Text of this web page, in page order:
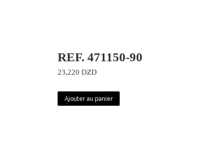
REF. 471150-90
23,220 DZD
Ajouter au panier